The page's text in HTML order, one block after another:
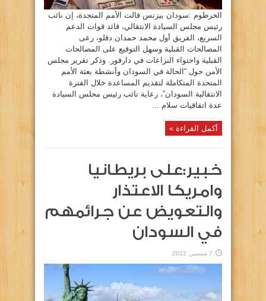
الخرطوم :سودان بيزنس قالت الأمم المتحدة، إن نائب
رئيس مجلس السيادة الانتقالي، قائد قوات الدعم
السريع، الفريق أول محمد حمدان دقلو، رعى
المصالحات القبلية وسهل التوقيع على المصالحات
القبلية واحتواء النزاعات في دارفور. وذكر تقرير مجلس
الأمن حول “الحالة في السودان وأنشطة بعثة الأمم
المتحدة المتكاملة لتقديم المساعدة خلال الفترة
الانتقالية السودان”، رعاية نائب رئيس مجلس السيادة
عدة اتفاقيات سلام ...
أكمل القراءة »
خبير:على بريطانيا
وامريكا الاعتذار
والتعويض عن جرائمهم
في السودان
7 سبتمبر، 2022